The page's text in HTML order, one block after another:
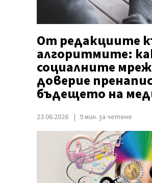
От редакциите
алгоритмите:
социалните
доверие
бъдещето на
23.06.2026 9 мин. за четене